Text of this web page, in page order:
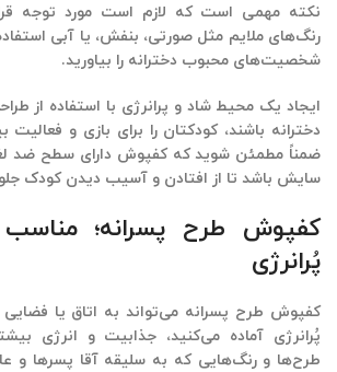
نکته مهمی است که لازم است مورد توجه
رنگ‌های ملایم مثل صورتی، بنفش، یا آبی
شخصیت‌های محبوب دخترانه را بیاورید.
ایجاد یک محیط شاد و پرانرژی با استفاده از
دخترانه باشند، کودکتان را برای بازی و
ضمناً مطمئن شوید که کفپوش دارای سطح ضد
سایش باشد تا از افتادن و آسیب دیدن کودک
کفپوش طرح پسرانه؛
پُرانرژی
کفپوش طرح پسرانه می‌تواند به اتاق یا
پُرانرژی آماده می‌کنید، جذابیت و انرژی
طرح‌ها و رنگ‌هایی که به سلیقه آقا پسرها و